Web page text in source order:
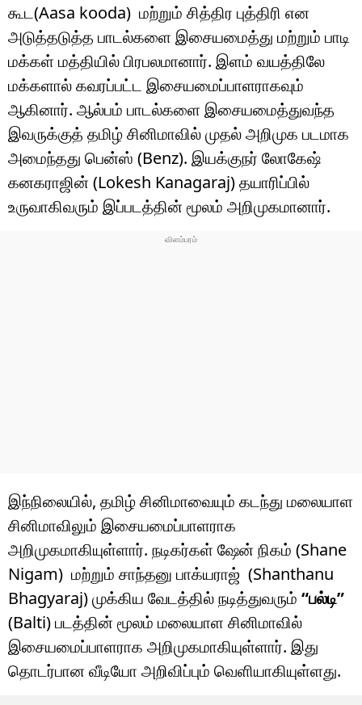
கூட(Aasa kooda) மற்றும் சித்திர புத்திரி என
அடுத்தடுத்த பாடல்களை இசையமைத்து மற்றும் பாடி
மக்கள் மத்தியில் பிரபலமானார். இளம் வயத்திலே
மக்களால் கவரப்பட்ட இசையமைப்பாளராகவும்
ஆகினார். ஆல்பம் பாடல்களை இசையமைத்துவந்த
இவருக்குத் தமிழ் சினிமாவில் முதல் அறிமுக படமாக
அமைந்தது பென்ஸ் (Benz). இயக்குநர் லோகேஷ்
கனகராஜின் (Lokesh Kanagaraj) தயாரிப்பில்
உருவாகிவரும் இப்படத்தின் மூலம் அறிமுகமானார்.
இந்நிலையில், தமிழ் சினிமாவையும் கடந்து மலையாள
சினிமாவிலும் இசையமைப்பாளராக
அறிமுகமாகியுள்ளார். நடிகர்கள் ஷேன் நிகம் (Shane
Nigam) மற்றும் சாந்தனு பாக்யராஜ் (Shanthanu
Bhagyaraj) முக்கிய வேடத்தில் நடித்துவரும் “பல்டி”
(Balti) படத்தின் மூலம் மலையாள சினிமாவில்
இசையமைப்பாளராக அறிமுகமாகியுள்ளார். இது
தொடர்பான வீடியோ அறிவிப்பும் வெளியாகியுள்ளது.